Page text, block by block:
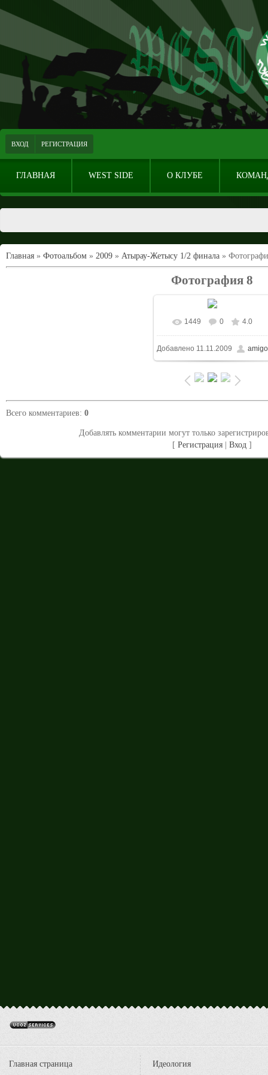
ВХОД РЕГИСТРАЦИЯ
ГЛАВНАЯ WEST SIDE О КЛУБЕ
Главная » Фотоальбом » 2009 » Атырау-Жетысу 1/2 финала »
Фотография 8
В реальном размере
1024x768/ 300.4Kb
1449 0 4.0
Добавлено 11.11.2009 amigo
Всего комментариев: 0
Добавлять комментарии могут только
[Регистрация |Вход ]
Главная страница Идеология